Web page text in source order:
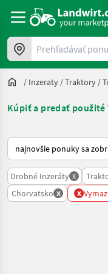
Prehľadávať ponuky
/ Inzeraty /Traktory /
Kúpiť a predať
Takto sa vykonáva
Drobné Inzeráty x
Chorvatsko x x